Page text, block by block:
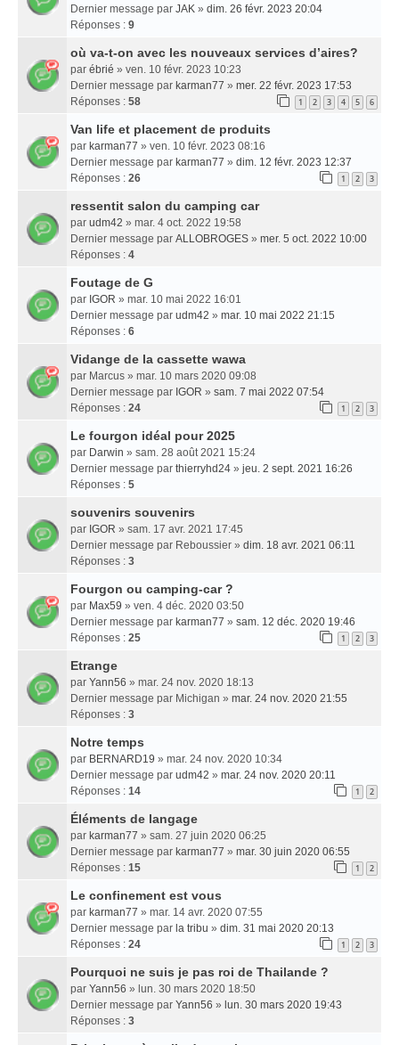
Dernier message par JAK » dim. 26 févr. 2023 20:04
Réponses : 9
où va-t-on avec les nouveaux services d’aires?
par ébrié » ven. 10 févr. 2023 10:23
Dernier message par karman77 » mer. 22 févr. 2023 17:53
Réponses : 58 1 2 3 4 5 6
Van life et placement de produits
par karman77 » ven. 10 févr. 2023 08:16
Dernier message par karman77 » dim. 12 févr. 2023 12:37
Réponses : 26 1 2 3
ressentit salon du camping car
par udm42 » mar. 4 oct. 2022 19:58
Dernier message par ALLOBROGES » mer. 5 oct. 2022 10:00
Réponses : 4
Foutage de G
par IGOR » mar. 10 mai 2022 16:01
Dernier message par udm42 » mar. 10 mai 2022 21:15
Réponses : 6
Vidange de la cassette wawa
par Marcus » mar. 10 mars 2020 09:08
Dernier message par IGOR » sam. 7 mai 2022 07:54
Réponses : 24 1 2 3
Le fourgon idéal pour 2025
par Darwin » sam. 28 août 2021 15:24
Dernier message par thierryhd24 » jeu. 2 sept. 2021 16:26
Réponses : 5
souvenirs souvenirs
par IGOR » sam. 17 avr. 2021 17:45
Dernier message par Reboussier » dim. 18 avr. 2021 06:11
Réponses : 3
Fourgon ou camping-car ?
par Max59 » ven. 4 déc. 2020 03:50
Dernier message par karman77 » sam. 12 déc. 2020 19:46
Réponses : 25 1 2 3
Etrange
par Yann56 » mar. 24 nov. 2020 18:13
Dernier message par Michigan » mar. 24 nov. 2020 21:55
Réponses : 3
Notre temps
par BERNARD19 » mar. 24 nov. 2020 10:34
Dernier message par udm42 » mar. 24 nov. 2020 20:11
Réponses : 14 1 2
Éléments de langage
par karman77 » sam. 27 juin 2020 06:25
Dernier message par karman77 » mar. 30 juin 2020 06:55
Réponses : 15 1 2
Le confinement est vous
par karman77 » mar. 14 avr. 2020 07:55
Dernier message par la tribu » dim. 31 mai 2020 20:13
Réponses : 24 1 2 3
Pourquoi ne suis je pas roi de Thailande ?
par Yann56 » lun. 30 mars 2020 18:50
Dernier message par Yann56 » lun. 30 mars 2020 19:43
Réponses : 3